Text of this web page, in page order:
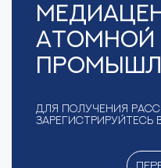
Атомной
Для получения
зарегистрируйтесь